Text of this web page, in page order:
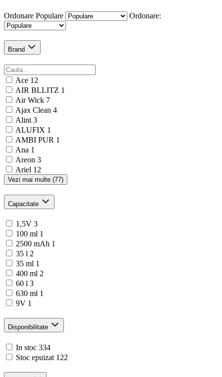
Ordonare Populare Ordonare:
Brand
Ace 12
AIR BLLITZ 1
Air Wick 7
Ajax Clean 4
Alint 3
ALUFIX 1
AMBI PUR 1
Ana 1
Areon 3
Ariel 12
Vezi mai multe (77)
Capacitate
1,5V 3
100 ml 1
2500 mAh 1
35 l 2
35 ml 1
400 ml 2
60 l 3
630 ml 1
9V 1
Disponibilitate
In stoc 334
Stoc epuizat 122